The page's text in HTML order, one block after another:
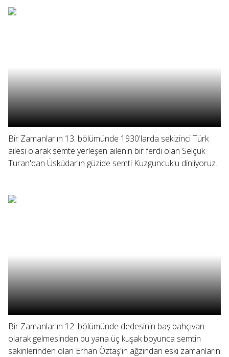
Bir Zamanlar'ın 13. bölümünde 1930'larda sekizinci Türk
ailesi olarak semte yerleşen ailenin bir ferdi olan Selçuk
Turan'dan Üsküdar'ın güzide semti Kuzguncuk'u dinliyoruz.
Bir Zamanlar'ın 12. bölümünde dedesinin baş bahçıvan
olarak gelmesinden bu yana üç kuşak boyunca semtin
sakinlerinden olan Erhan Öztaş'ın ağzından eski zamanların